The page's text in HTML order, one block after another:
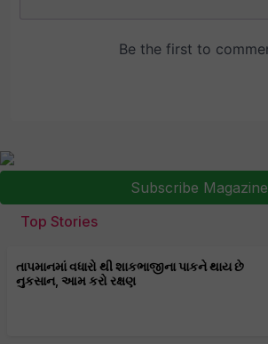
Subscribe Magazine
Top Stories
તાપમાનમાં વધારો થી શાકભાજીના પાકને થાય છે
નુકસાન, આમ કરો રક્ષણ